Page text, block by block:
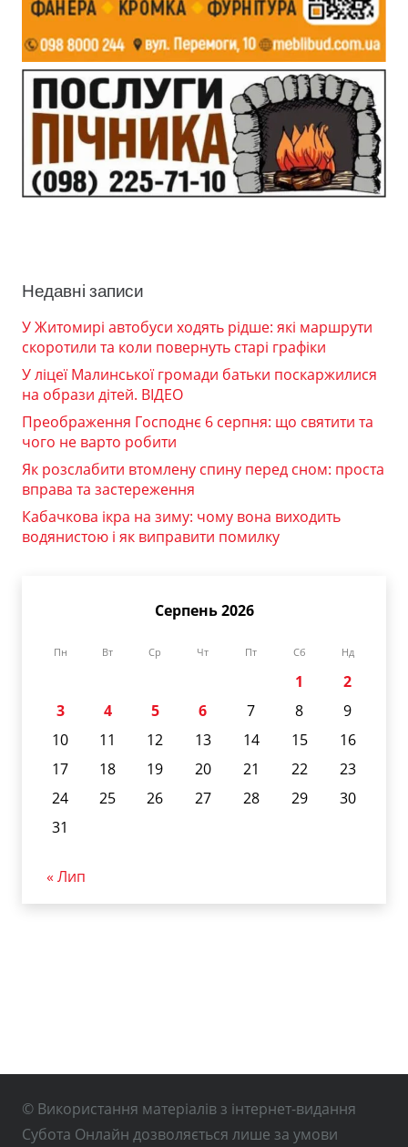
Недавні записи
У Житомирі автобуси ходять рідше: які маршрути
скоротили та коли повернуть старі графіки
У ліцеї Малинської громади батьки поскаржилися
на образи дітей. ВІДЕО
Преображення Господнє 6 серпня: що святити та
чого не варто робити
Як розслабити втомлену спину перед сном: проста
вправа та застереження
Кабачкова ікра на зиму: чому вона виходить
водянистою і як виправити помилку
Серпень 2026
Пн Вт Ср Чт Пт Сб Нд
1
2
3
4 5 6 7 8
9
10
11 12 13 14 15
16
17
18 19 20 21 22
23
24
25 26 27 28 29
30
31
« Лип
© Використання матеріалів з інтернет-видання
Субота Онлайн дозволяється лише за умови